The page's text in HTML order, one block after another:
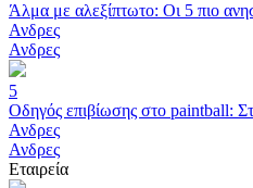
Άλμα με αλεξίπτωτο: Οι 5 πιο
Ανδρες
Ανδρες
5
Οδηγός επιβίωσης στο paintball:
Ανδρες
Ανδρες
Εταιρεία